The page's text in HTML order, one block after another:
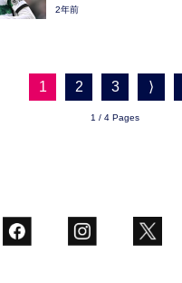
2年前
1 2 3 ⟩
1 / 4 Pages